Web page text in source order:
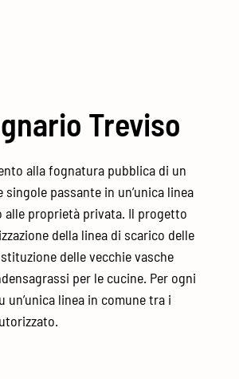
Treviso
alla fognatura pubblica di un
passante in un’unica linea
proprietà privata. Il progetto
della linea di scarico delle
delle vecchie vasche
per le cucine. Per ogni
linea in comune tra i